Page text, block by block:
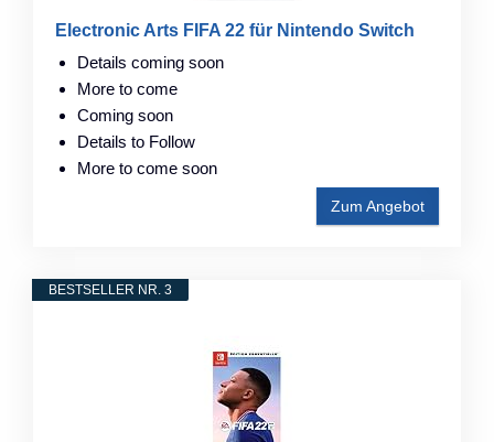
Electronic Arts FIFA 22 für Nintendo Switch
Details coming soon
More to come
Coming soon
Details to Follow
More to come soon
Zum Angebot
BESTSELLER NR. 3